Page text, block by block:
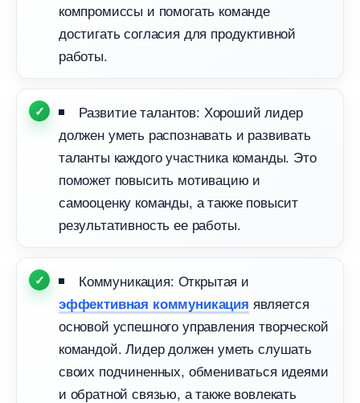
компромиссы и помогать команде
достигать согласия для продуктивной
работы.
Развитие талантов: Хороший лидер
должен уметь распознавать и развивать
таланты каждого участника команды. Это
поможет повысить мотивацию и
самооценку команды, а также повысит
результативность ее работы.
Коммуникация: Открытая и
эффективная коммуникация является
основой успешного управления творческой
командой. Лидер должен уметь слушать
своих подчиненных, обмениваться идеями
и обратной связью, а также вовлекать